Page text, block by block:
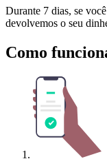
Durante 7 dias, se
devolvemos o seu
Como